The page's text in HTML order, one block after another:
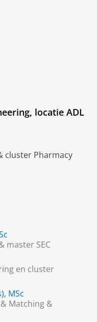
locatie ADL
cluster Pharmacy
master SEC
en cluster
MSc
Matching &